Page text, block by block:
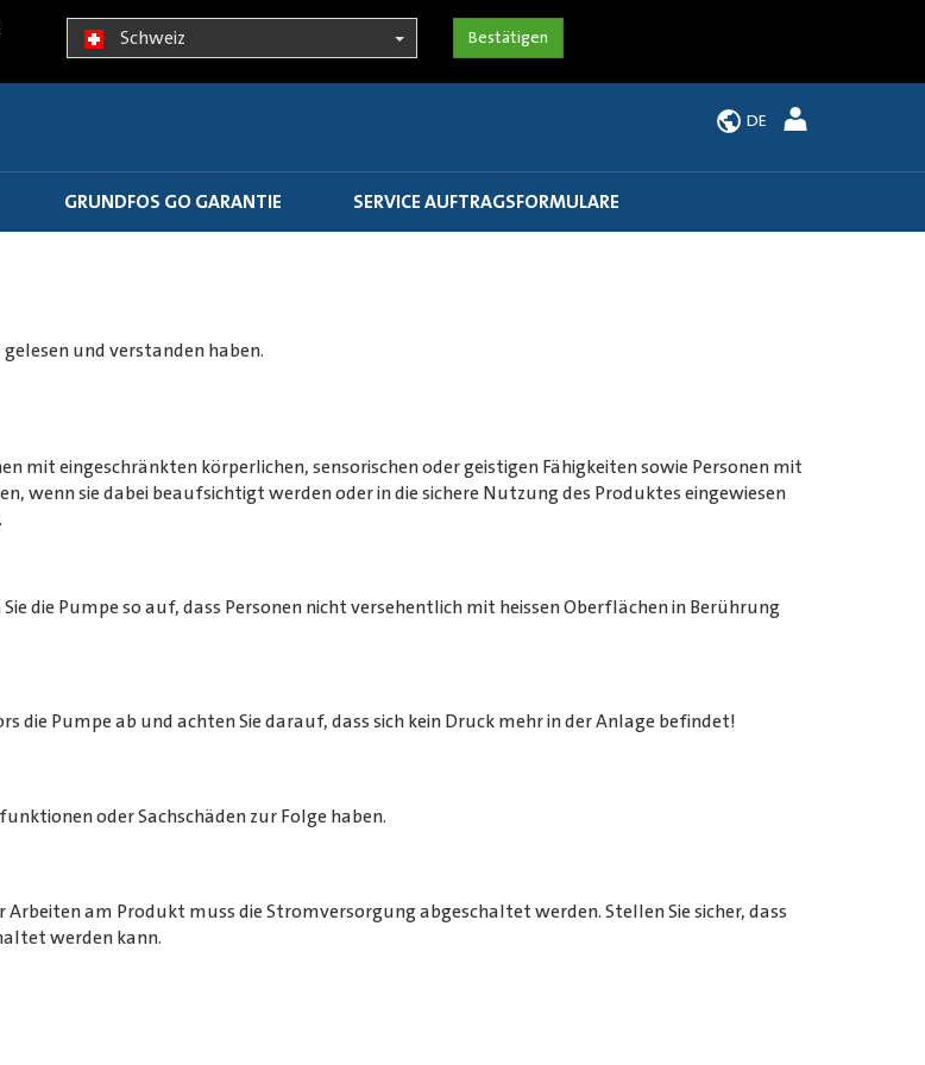
Schweiz
DE
GRUNDFOS GO GARANTIE SERVICE AUFTRAGSFORMULARE
gelesen und verstanden haben.
mit eingeschränkten körperlichen, sensorischen oder geistigen Fähigkeiten sowie Personen mit
wenn sie dabei beaufsichtigt werden oder in die sichere Nutzung des Produktes eingewiesen
die Pumpe so auf, dass Personen nicht versehentlich mit heissen Oberflächen in Berührung
die Pumpe ab und achten Sie darauf, dass sich kein Druck mehr in der Anlage befindet!
oder Sachschäden zur Folge haben.
Arbeiten am Produkt muss die Stromversorgung abgeschaltet werden. Stellen Sie sicher, dass
werden kann.